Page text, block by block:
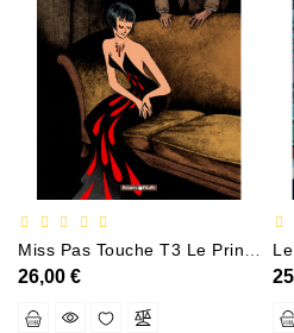
Littérature
Générale
Parascolaire
Policier
Thriller
Religion
Ésotérisme
26,00 €